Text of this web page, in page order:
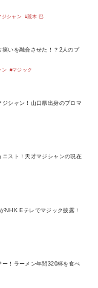
ジシャン #荒木 巴
笑いを融合させた！？2人のプ
ン #マジック
シャン！山口県出身のプロマ
ニスト！天才マジシャンの現在
NHK Eテレでマジック披露！
ー！ラーメン年間320杯を食べ